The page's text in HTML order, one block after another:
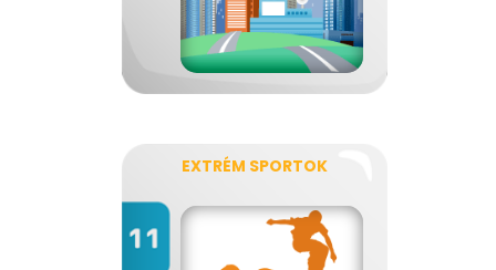
EXTRÉM SPORTOK